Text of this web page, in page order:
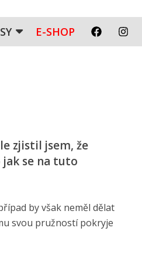
E-SHOP
zjistil jsem, že
jak se na tuto
by však neměl dělat
svou pružností pokryje